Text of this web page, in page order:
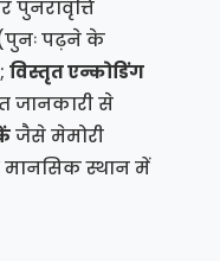
पढ़ने के
विस्तृत एन्कोडिंग
जानकारी से
जैसे मेमोरी
मानसिक स्थान में